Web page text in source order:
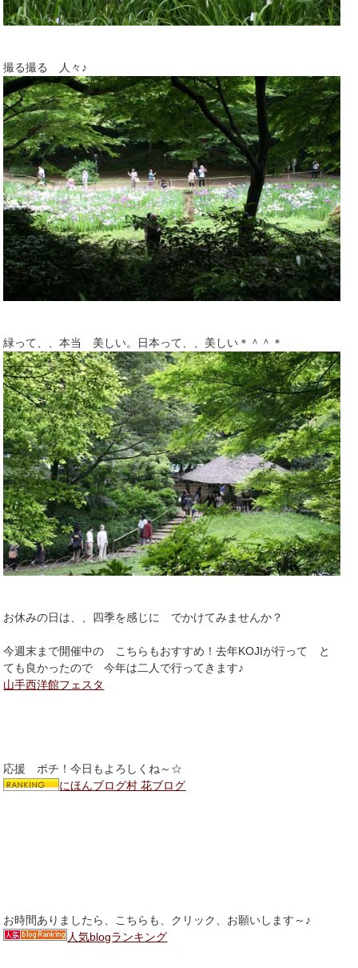
撮る撮る 人々♪
緑って、、本当 美しい。日本って、、美しい＊＾＾＊
お休みの日は、、四季を感じに でかけてみませんか？
今週末まで開催中の こちらもおすすめ！去年KOJIが行って と
ても良かったので 今年は二人で行ってきます♪
山手西洋館フェスタ
応援 ポチ！今日もよろしくね～☆
にほんブログ村 花ブログ
お時間ありましたら、こちらも、クリック、お願いします～♪
人気blogランキング